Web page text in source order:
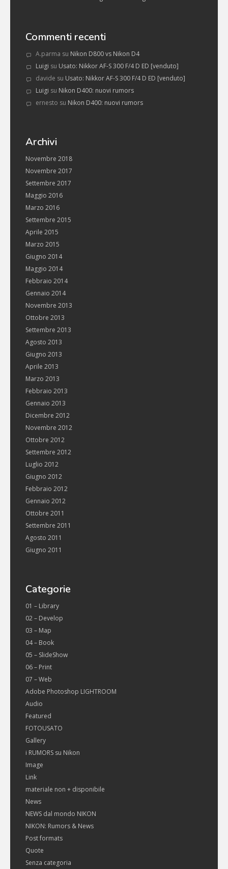
Commenti recenti
A.parma su Nikon D800 vs Nikon D4
Luigi su Usato: Nikkor AF-S 300 F/4 D ED [venduto]
davide su Usato: Nikkor AF-S 300 F/4 D ED [venduto]
Luigi su Nikon D400: nuovi rumors
ernesto su Nikon D400: nuovi rumors
Archivi
Novembre 2018
Novembre 2017
Settembre 2017
Maggio 2016
Marzo 2016
Settembre 2015
Aprile 2015
Marzo 2015
Giugno 2014
Maggio 2014
Febbraio 2014
Gennaio 2014
Novembre 2013
Ottobre 2013
Settembre 2013
Agosto 2013
Giugno 2013
Aprile 2013
Marzo 2013
Febbraio 2013
Gennaio 2013
Dicembre 2012
Novembre 2012
Ottobre 2012
Settembre 2012
Luglio 2012
Giugno 2012
Febbraio 2012
Gennaio 2012
Ottobre 2011
Settembre 2011
Agosto 2011
Giugno 2011
Categorie
01 – Library
02 – Develop
03 – Map
04 – Book
05 – SlideShow
06 – Print
07 – Web
Adobe Photoshop LIGHTROOM
Audio
Featured
FOTOUSATO
Gallery
i RUMORS su Nikon
Image
Link
materiale non + disponibile
News
NEWS dal mondo NIKON
NIKON: Rumors & News
Post formats
Quote
Senza categoria